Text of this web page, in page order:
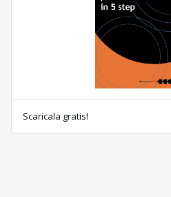
Scaricala gratis!